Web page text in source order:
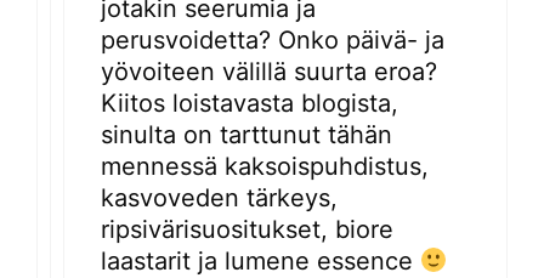
jotakin seerumia ja
perusvoidetta? Onko päivä- ja
yövoiteen välillä suurta eroa?
Kiitos loistavasta blogista,
sinulta on tarttunut tähän
mennessä kaksoispuhdistus,
kasvoveden tärkeys,
ripsivärisuositukset, biore
laastarit ja lumene essence